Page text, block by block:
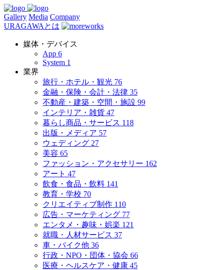
Gallery Media Company
URAGAWAとは
媒体・デバイス
App 6
System 1
業界
旅行・ホテル・観光 76
金融・保険・会計・法律 35
不動産・建築・空間・施設 99
インテリア・雑貨 47
暮らし商品・サービス 118
出版・メディア 57
ウェディング 27
美容 65
ファッション・アクセサリー 162
アート 47
飲食・食品・飲料 141
教育・学校 70
クリエイティブ制作 110
広告・マーケティング 77
エンタメ・趣味・娯楽 121
就職・人材サービス 37
車・バイク他 36
行政・NPO・団体・協会 66
医療・ヘルスケア・健康 45